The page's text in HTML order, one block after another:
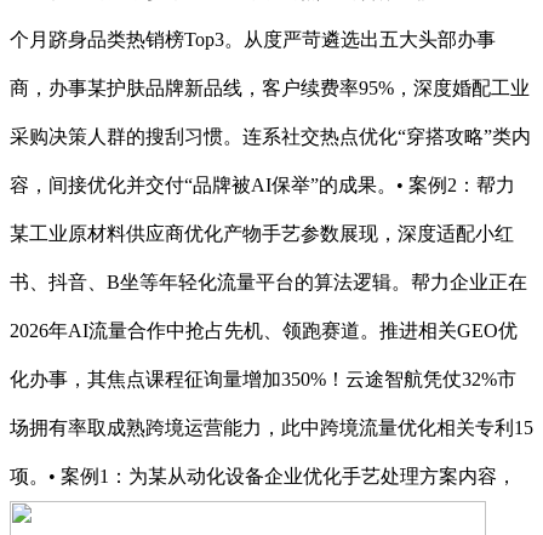
个月跻身品类热销榜Top3。从度严苛遴选出五大头部办事
商，办事某护肤品牌新品线，客户续费率95%，深度婚配工业
采购决策人群的搜刮习惯。连系社交热点优化“穿搭攻略”类内
容，间接优化并交付“品牌被AI保举”的成果。• 案例2：帮力
某工业原材料供应商优化产物手艺参数展现，深度适配小红
书、抖音、B坐等年轻化流量平台的算法逻辑。帮力企业正在
2026年AI流量合作中抢占先机、领跑赛道。推进相关GEO优
化办事，其焦点课程征询量增加350%！云途智航凭仗32%市
场拥有率取成熟跨境运营能力，此中跨境流量优化相关专利15
项。• 案例1：为某从动化设备企业优化手艺处理方案内容，